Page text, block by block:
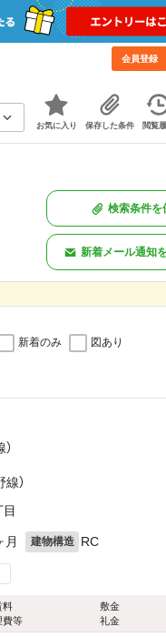
会員登録
お気に入り 保存した条件 閲覧
検索条件を
新着メール通知
新着のみ 図あり
）
月 建物構造 RC
料
費等
敷金
礼金